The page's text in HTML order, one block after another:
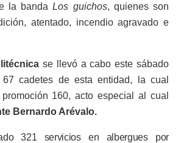
la bandaLos guichos, quienes son
atentado, incendio agravado e
se llevó a cabo este sábado
cadetes de esta entidad, la cual
160, acto especial al cual
Bernardo Arévalo.
321 servicios en albergues por